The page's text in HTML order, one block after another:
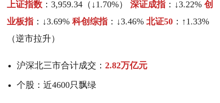
上证指数 ：3,959.34（↓1.70%） 深证成指 ：↓3.22% 创
业板指 ：↓3.69% 科创综指 ：↓3.46% 北证50 ：↑1.33%
（逆市拉升）
沪深北三市合计成交： 2.82万亿元
个股：近4600只飘绿